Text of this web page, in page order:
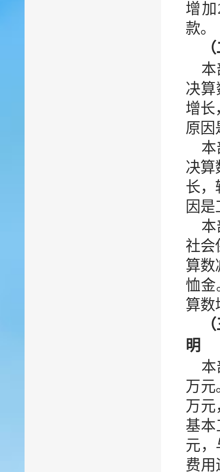
增
款。
本
决算
增长
原因
本
决算
长，
因
本
社会
算数
恤金
算数
明
本
万元
万
基
元，
费